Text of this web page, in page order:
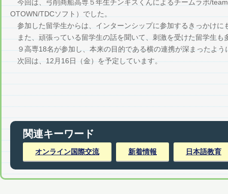
今回は、弓削商船高専５年生チンギスくんによるチームラボ/
OTOWN/TDCソフト）でした。
参加した留学生からは、インターンシップに参加するきっかけ
また、頑張っている留学生の話を聞いて、刺激を受けた留学生も
９高専18名が参加し、本来の目的である横の連携が深まったよう
次回は、12月16日（金）を予定しています。
関連キーワード
オンライン国際交流 新着情報 日本語教育